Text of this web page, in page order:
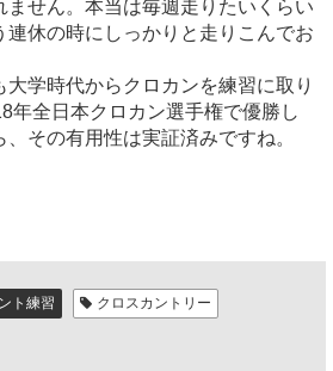
ません。本当は毎週走りたいくらい
連休の時にしっかりと走りこんでお
学時代からクロカンを練習に取り
年全日本クロカン選手権で優勝し
その有用性は実証済みですね。
ト練習
クロスカントリー